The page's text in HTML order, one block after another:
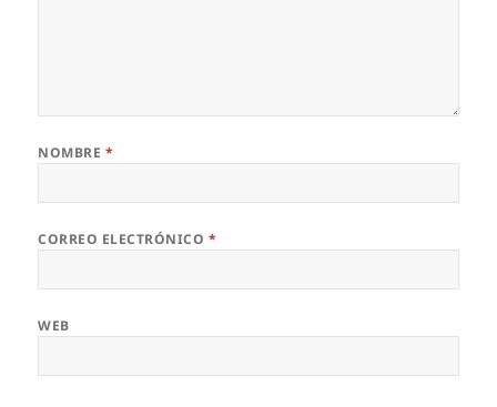
NOMBRE *
CORREO ELECTRÓNICO *
WEB